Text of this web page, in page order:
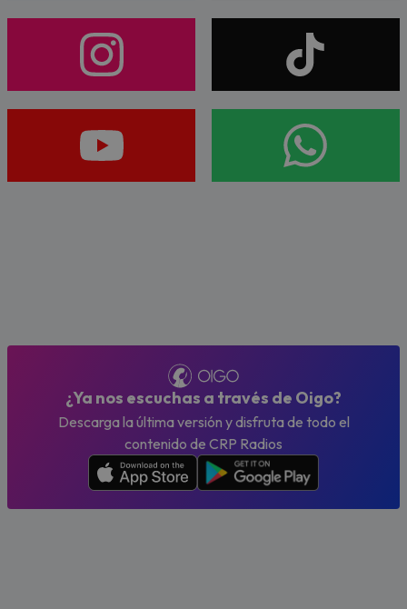
¿Ya nos escuchas a través de Oigo?
Descarga la última versión y disfruta de todo el
contenido de CRP Radios